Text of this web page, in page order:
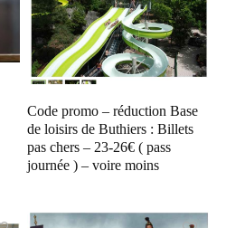
Code promo – réduction Base
de loisirs de Buthiers : Billets
pas chers – 23-26€ ( pass
journée ) – voire moins